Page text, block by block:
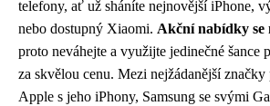
telefony, ať už sháníte nejnovější iPhone,
nebo dostupný Xiaomi. Akční nabídky se
proto neváhejte a využijte jedinečné šance
za skvělou cenu. Mezi nejžádanější značky
Apple s jeho iPhony, Samsung se svými